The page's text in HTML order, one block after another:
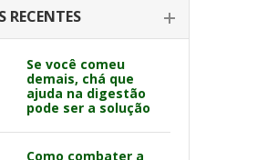
RECENTES
Se você comeu
demais, chá que
ajuda na digestão
pode ser a solução
Como combater a